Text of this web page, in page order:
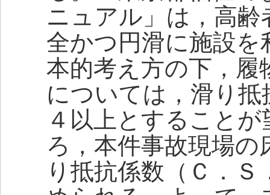
ニュアル」は，高
全かつ円滑に施設
本的考え方の下，履
については，滑り
４以上とすること
ろ，本件事故現場
り抵抗係数（Ｃ．